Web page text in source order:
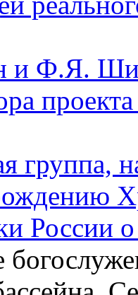
Ф.Я.
группа,
России